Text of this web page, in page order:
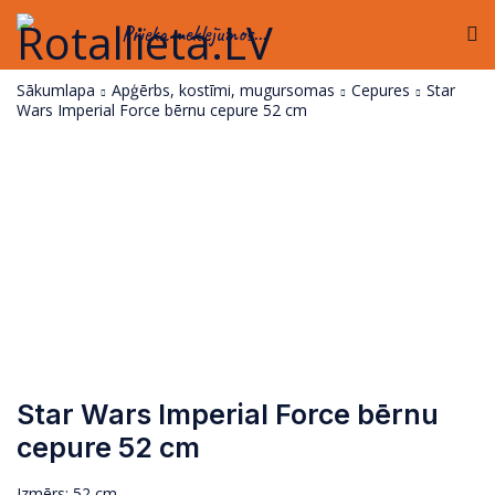
Prieka meklējumos...
Sākumlapa Apģērbs, kostīmi, mugursomas Cepures
Star
Wars Imperial Force bērnu cepure 52 cm
Star Wars Imperial Force bērnu
cepure 52 cm